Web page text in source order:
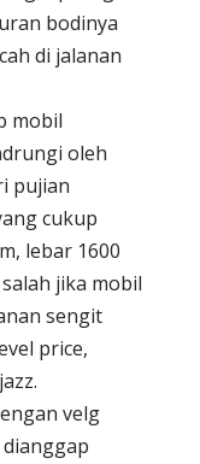
bodinya
di jalanan
mobil
oleh
pujian
cukup
lebar 1600
jika mobil
sengit
price,
velg